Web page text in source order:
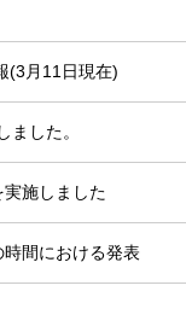
(3月11日現在)
ました。
施しました
間における発表